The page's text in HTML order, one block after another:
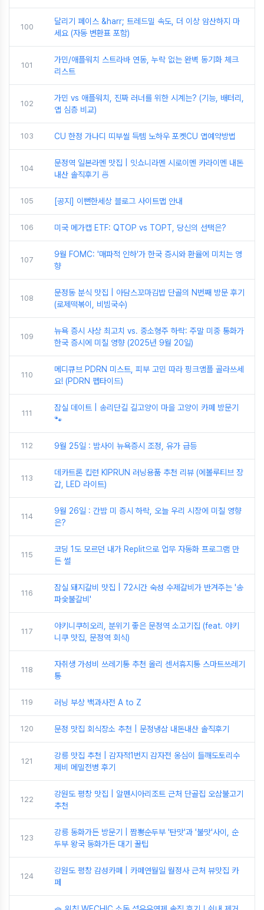
100
달리기 페이스 &harr; 트레드밀 속도, 더 이상 암산하지 마
세요 (자동 변환표 포함)
101
가민/애플워치 스트라바 연동, 누락 없는 완벽 동기화 체크
리스트
102
가민 vs 애플워치, 진짜 러너를 위한 시계는? (기능, 배터리,
앱 심층 비교)
103 CU 한정 가나디 띠부씰 득템 노하우 포켓CU 앱예약방법
104
문정역 일본라멘 맛집 | 잇쇼니라멘 시로이멘 카라이멘 내돈
내산 솔직후기 🍜
105 [공지] 이뻔한세상 블로그 사이트맵 안내
106 미국 메가캡 ETF: QTOP vs TOPT, 당신의 선택은?
107
9월 FOMC: '매파적 인하'가 한국 증시와 환율에 미치는 영
향
108
문정동 분식 맛집 | 아담스꼬마김밥 단골의 N번째 방문 후기
(로제떡볶이, 비빔국수)
109
뉴욕 증시 사상 최고치 vs. 중소형주 하락: 주말 미중 통화가
한국 증시에 미칠 영향 (2025년 9월 20일)
110
메디큐브 PDRN 미스트, 피부 고민 따라 핑크앰플 골라쓰세
요! (PDRN 펩타이드)
111
잠실 데이트 | 송리단길 길고양이 마을 고양이 카페 방문기
🐾
112 9월 25일 : 밤사이 뉴욕증시 조정, 유가 급등
113
데카트론 킵런 KIPRUN 러닝용품 추천 리뷰 (에볼루티브 장
갑, LED 라이트)
114
9월 26일 : 간밤 미 증시 하락, 오늘 우리 시장에 미칠 영향
은?
115
코딩 1도 모르던 내가 Replit으로 업무 자동화 프로그램 만
든 썰
116
잠실 돼지갈비 맛집 | 72시간 숙성 수제갈비가 반겨주는 '송
파숯불갈비'
117
야키니쿠히오리, 분위기 좋은 문정역 소고기집 (feat. 야키
니쿠 맛집, 문정역 회식)
118
자취생 가성비 쓰레기통 추천 올리 센서휴지통 스마트쓰레기
통
119 러닝 부상 백과사전 A to Z
120 문정 맛집 회식장소 추천 | 문정냉삼 내돈내산 솔직후기
121
강릉 맛집 추천 | 감자적1번지 감자전 옹심이 들깨도토리수
제비 메밀전병 후기
122
강원도 평창 맛집 | 알펜시아리조트 근처 단골집 오삼불고기
추천
123
강릉 동화가든 방문기 | 짬뽕순두부 '탄맛'과 '불맛'사이, 순
두부 왕국 동화가든 대기 꿀팁
124
강원도 평창 감성카페 | 카페연월일 월정사 근처 뷰맛집 카
페